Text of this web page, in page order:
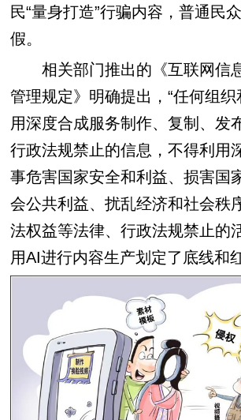
民“量身打造”行骗内容，普通民
假。
相关部门推出的《互联网信
管理规定》明确提出，“任何组织
用深度合成服务制作、复制、发
行政法规禁止的信息，不得利用
事危害国家安全和利益、损害国
会公共利益、扰乱经济和社会秩
法权益等法律、行政法规禁止的
用AI进行内容生产划定了底线和